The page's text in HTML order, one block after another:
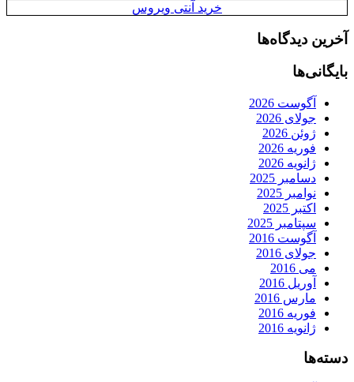
خرید آنتی ویروس
آخرین دیدگاه‌ها
بایگانی‌ها
آگوست 2026
جولای 2026
ژوئن 2026
فوریه 2026
ژانویه 2026
دسامبر 2025
نوامبر 2025
اکتبر 2025
سپتامبر 2025
آگوست 2016
جولای 2016
می 2016
آوریل 2016
مارس 2016
فوریه 2016
ژانویه 2016
دسته‌ها